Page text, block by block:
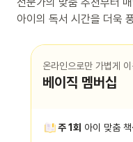
아이의 독서 시간을 더욱
온라인으로만 가볍게
베이직 멤버십
주 1회 아이 맞춤